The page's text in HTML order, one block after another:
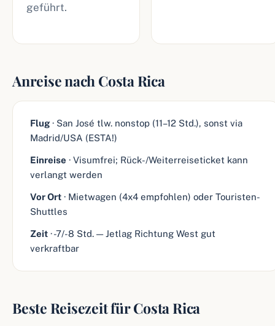
geführt.
Anreise nach Costa Rica
Flug · San José tlw. nonstop (11–12 Std.), sonst via
Madrid/USA (ESTA!)
Einreise · Visumfrei; Rück-/Weiterreiseticket kann
verlangt werden
Vor Ort · Mietwagen (4x4 empfohlen) oder Touristen-
Shuttles
Zeit · -7/-8 Std. — Jetlag Richtung West gut
verkraftbar
Beste Reisezeit für Costa Rica